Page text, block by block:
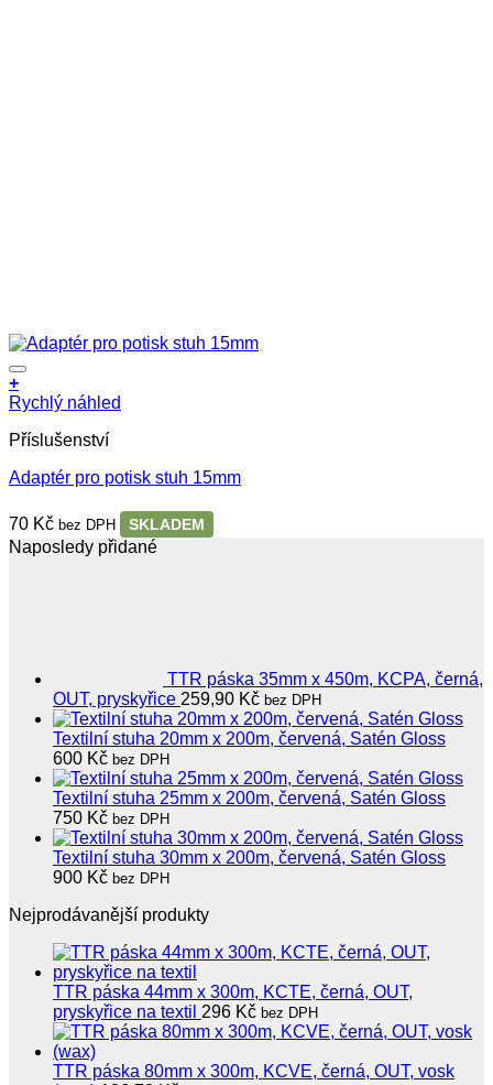
+
Rychlý náhled
Příslušenství
Adaptér pro potisk stuh 15mm
70 Kč bez DPH SKLADEM
Naposledy přidané
TTR páska 35mm x 450m, KCPA, černá,
OUT, pryskyřice 259,90 Kč bez DPH
Textilní stuha 20mm x 200m, červená, Satén Gloss
600 Kč bez DPH
Textilní stuha 25mm x 200m, červená, Satén Gloss
750 Kč bez DPH
Textilní stuha 30mm x 200m, červená, Satén Gloss
900 Kč bez DPH
Nejprodávanější produkty
TTR páska 44mm x 300m, KCTE, černá, OUT,
pryskyřice na textil 296 Kč bez DPH
TTR páska 80mm x 300m, KCVE, černá, OUT, vosk